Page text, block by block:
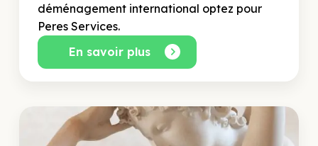
déménagement international optez pour
Peres Services.
En savoir plus